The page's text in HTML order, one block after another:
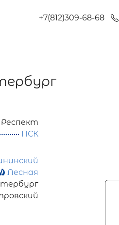
+7(812)309-68-68
Респект
ПСК
Лесная